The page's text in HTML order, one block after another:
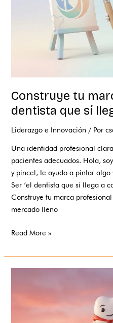
Construye tu
dentista que sí
Liderazgo e Innovación / Por
Una identidad profesional
pacientes adecuados. Hola,
y pincel, te ayudo a pintar
Ser ‘el dentista que sí llega a
Construye tu marca
mercado lleno
Read More »